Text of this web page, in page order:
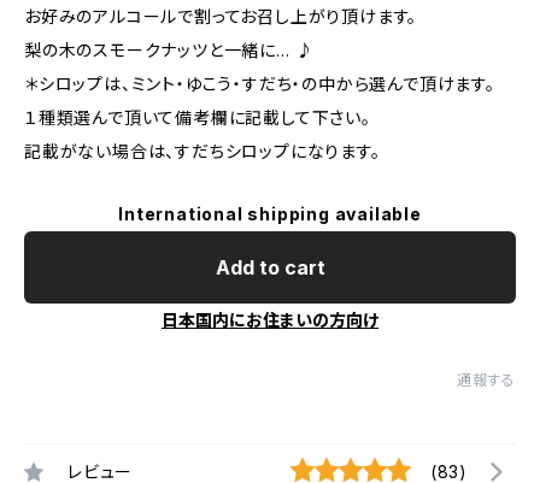
お好みのアルコールで割ってお召し上がり頂けます。
梨の木のスモークナッツと一緒に… ♪
＊シロップは、ミント・ゆこう・すだち・の中から選んで頂けます。
１種類選んで頂いて備考欄に記載して下さい。
記載がない場合は、すだちシロップになります。
International shipping available
Add to cart
日本国内にお住まいの方向け
通報する
レビュー (83)